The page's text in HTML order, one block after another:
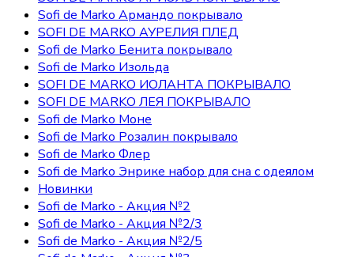
Sofi de Marko Армандо покрывало
SOFI DE MARKO АУРЕЛИЯ ПЛЕД
Sofi de Marko Бенита покрывало
Sofi de Marko Изольда
SOFI DE MARKO ИОЛАНТА ПОКРЫВАЛО
SOFI DE MARKO ЛЕЯ ПОКРЫВАЛО
Sofi de Marko Моне
Sofi de Marko Розалин покрывало
Sofi de Marko Флер
Sofi de Marko Энрике набор для сна с одеялом
Новинки
Sofi de Marko - Акция №2
Sofi de Marko - Акция №2/3
Sofi de Marko - Акция №2/5